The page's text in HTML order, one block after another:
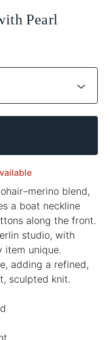
Pearl
blend,
a boat neckline
along the front.
studio, with
item unique.
adding a refined,
sculpted knit.